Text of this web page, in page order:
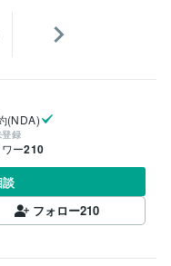
(NDA)
登録
ー210
フォロー210